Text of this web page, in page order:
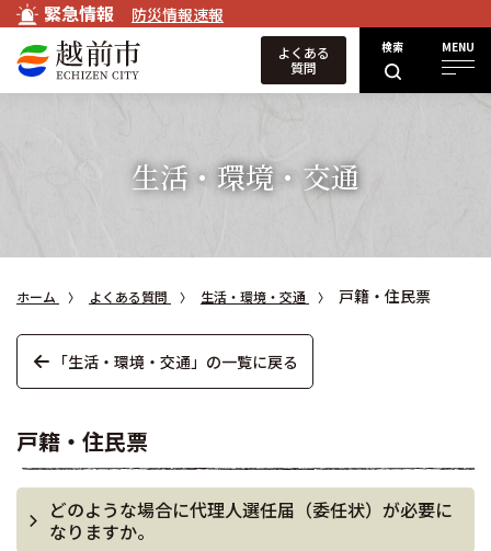
緊急情報 防災情報速報
検索 MENU
よくある
質問
生活・環境・交通
ホーム よくある質問 生活・環境・交通 戸籍・住民票
「生活・環境・交通」の一覧に戻る
戸籍・住民票
どのような場合に代理人選任届（委任状）が必要に
なりますか。